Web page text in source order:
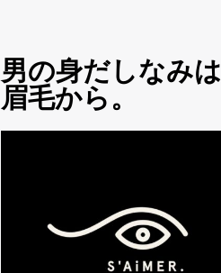
男の身だしなみは
眉毛から。